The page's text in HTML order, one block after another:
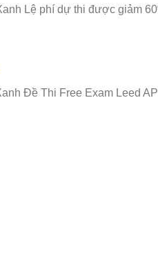
Lệ phí dự thi được giảm
Đề Thi Free Exam Leed